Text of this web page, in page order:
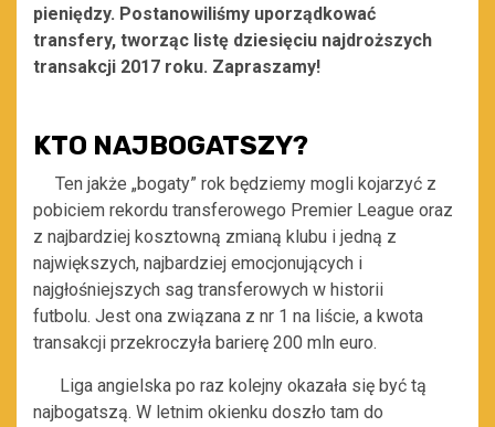
pieniędzy. Postanowiliśmy uporządkować
transfery, tworząc listę dziesięciu najdroższych
transakcji 2017 roku. Zapraszamy!
KTO NAJBOGATSZY?
Ten jakże „bogaty” rok będziemy mogli kojarzyć z
pobiciem rekordu transferowego Premier League oraz
z najbardziej kosztowną zmianą klubu i jedną z
największych, najbardziej emocjonujących i
najgłośniejszych sag transferowych w historii
futbolu. Jest ona związana z nr 1 na liście, a kwota
transakcji przekroczyła barierę 200 mln euro.
Liga angielska po raz kolejny okazała się być tą
najbogatszą. W letnim okienku doszło tam do